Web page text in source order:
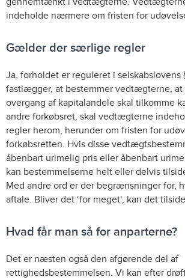
indeholde nærmere om fristen for
Gælder der særlige regler
Ja, forholdet er reguleret i selskabslovens
fastlægger, at bestemmer vedtægterne,
overgang af kapitalandele skal tilkomme
andre forkøbsret, skal vedtægterne
regler herom, herunder om fristen for
forkøbsretten. Hvis disse
åbenbart urimelig pris eller åbenbart
kan bestemmelserne helt eller delvis
Med andre ord er der begrænsninger for,
aftale. Bliver det ‘for meget’, kan det
Hvad får man så for anparterne?
Det er næsten også den afgørende del af
rettighedsbestemmelsen. Vi kan efter